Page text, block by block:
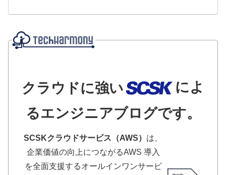
クラウドに強い
によ
るエンジニアブログです。
SCSKクラウドサービス（AWS） は、
企業価値の向上につながるAWS 導入
を全面支援するオールインワンサービ